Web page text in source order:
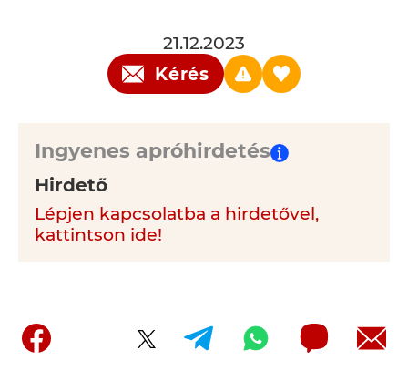
21.12.2023
Kérés
Ingyenes apróhirdetés
Hirdető
Lépjen kapcsolatba a hirdetővel,
kattintson ide!